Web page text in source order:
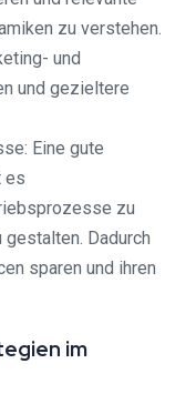
zu verstehen.
und
und gezieltere
Eine gute
es
zu
Dadurch
sparen und ihren
im